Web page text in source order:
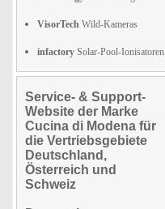
VisorTech Wild-Kameras
infactory Solar-Pool-Ionisatoren
Service- & Support-
Website der Marke
Cucina di Modena für
die Vertriebsgebiete
Deutschland,
Österreich und
Schweiz